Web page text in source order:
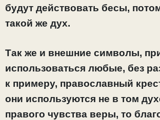
будут действовать бесы,
такой же дух.
Так же и внешние символы,
использоваться любые, без
к примеру, православный
они используются не в том
правого чувства веры, то